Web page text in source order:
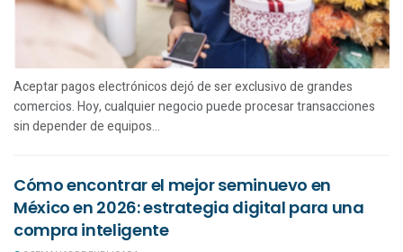
Aceptar pagos electrónicos dejó de ser exclusivo de grandes
comercios. Hoy, cualquier negocio puede procesar transacciones
sin depender de equipos...
Cómo encontrar el mejor seminuevo en
México en 2026: estrategia digital para una
compra inteligente